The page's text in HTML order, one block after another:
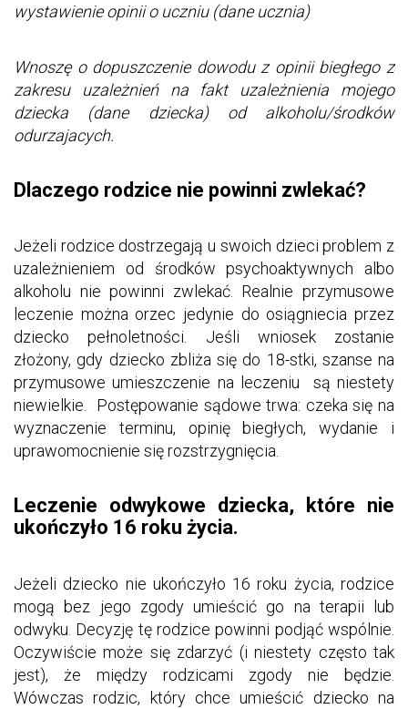
wystawienie opinii o uczniu (dane ucznia)
Wnoszę o dopuszczenie dowodu z opinii biegłego z
zakresu uzależnień na fakt uzależnienia mojego
dziecka (dane dziecka) od alkoholu/środków
odurzajacych.
Dlaczego rodzice nie powinni zwlekać?
Jeżeli rodzice dostrzegają u swoich dzieci problem z
uzależnieniem od środków psychoaktywnych albo
alkoholu nie powinni zwlekać. Realnie przymusowe
leczenie można orzec jedynie do osiągniecia przez
dziecko pełnoletności. Jeśli wniosek zostanie
złożony, gdy dziecko zbliża się do 18-stki, szanse na
przymusowe umieszczenie na leczeniu są niestety
niewielkie. Postępowanie sądowe trwa: czeka się na
wyznaczenie terminu, opinię biegłych, wydanie i
uprawomocnienie się rozstrzygnięcia.
Leczenie odwykowe dziecka, które nie
ukończyło 16 roku życia.
Jeżeli dziecko nie ukończyło 16 roku życia, rodzice
mogą bez jego zgody umieścić go na terapii lub
odwyku. Decyzję tę rodzice powinni podjąć wspólnie.
Oczywiście może się zdarzyć (i niestety często tak
jest), że między rodzicami zgody nie będzie.
Wówczas rodzic, który chce umieścić dziecko na